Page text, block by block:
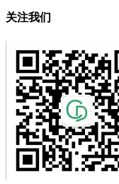
关注我们